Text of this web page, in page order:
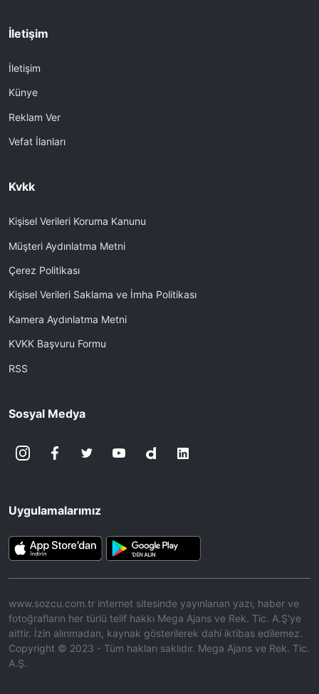
İletişim
İletişim
Künye
Reklam Ver
Vefat İlanları
Kvkk
Kişisel Verileri Koruma Kanunu
Müşteri Aydınlatma Metni
Çerez Politikası
Kişisel Verileri Saklama ve İmha Politikası
Kamera Aydınlatma Metni
KVKK Başvuru Formu
RSS
Sosyal Medya
Uygulamalarımız
www.sozcu.com.tr internet sitesinde yayınlanan yazı, haber ve
fotoğrafların her türlü telif hakkı Mega Ajans ve Rek. Tic. A.Ş'ye
aittir. İzin alınmadan, kaynak gösterilerek dahi iktibas edilemez.
Copyright © 2023 - Tüm hakları saklıdır. Mega Ajans ve Rek. Tic.
A.Ş.